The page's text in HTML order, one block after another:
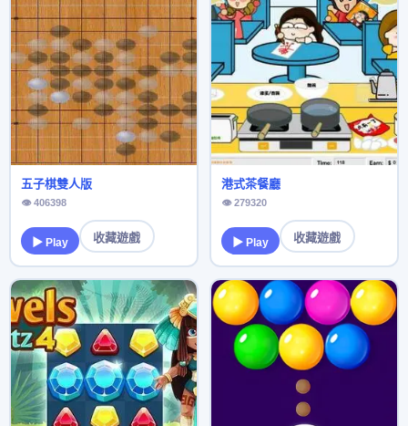
五子棋雙人版
👁 406398
▶ Play 收藏遊戲
港式茶餐廳
👁 279320
▶ Play 收藏遊戲